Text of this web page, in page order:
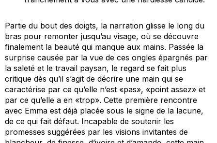
Partie du bout des doigts, la narration glisse le long du
bras pour remonter jusqu’au visage, où se découvre
finalement la beauté qui manque aux mains. Passée la
surprise causée par la vue de ces ongles épargnés par
la saleté et le travail paysan, le regard se fait plus
critique dès qu’il s’agit de décrire une main qui se
caractérise par ce qu’elle n’est «pas», «point assez» et
par ce qu’elle a en «trop». Cette première rencontre
avec Emma est déjà placée sous le signe de la lacune,
de ce qui fait défaut. Incapable de soutenir les
promesses suggérées par les visions invitantes de